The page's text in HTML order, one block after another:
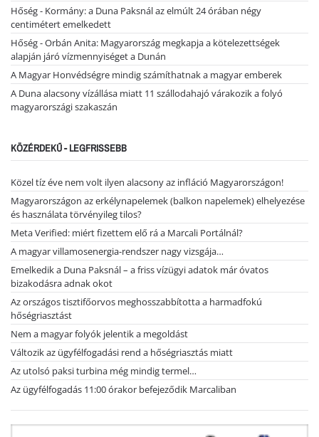
Hőség - Kormány: a Duna Paksnál az elmúlt 24 órában négy
centimétert emelkedett
Hőség - Orbán Anita: Magyarország megkapja a kötelezettségek
alapján járó vízmennyiséget a Dunán
A Magyar Honvédségre mindig számíthatnak a magyar emberek
A Duna alacsony vízállása miatt 11 szállodahajó várakozik a folyó
magyarországi szakaszán
KÖZÉRDEKŰ - LEGFRISSEBB
Közel tíz éve nem volt ilyen alacsony az infláció Magyarországon!
Magyarországon az erkélynapelemek (balkon napelemek) elhelyezése
és használata törvényileg tilos?
Meta Verified: miért fizettem elő rá a Marcali Portálnál?
A magyar villamosenergia-rendszer nagy vizsgája…
Emelkedik a Duna Paksnál – a friss vízügyi adatok már óvatos
bizakodásra adnak okot
Az országos tisztifőorvos meghosszabbította a harmadfokú
hőségriasztást
Nem a magyar folyók jelentik a megoldást
Változik az ügyfélfogadási rend a hőségriasztás miatt
Az utolsó paksi turbina még mindig termel…
Az ügyfélfogadás 11:00 órakor befejeződik Marcaliban